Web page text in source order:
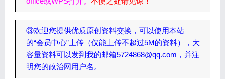
③欢迎您提供优质原创资料交换，可以使用本站
的“会员中心”上传（仅能上传不超过5M的资料），大
容量资料可以发到我的邮箱5724868@qq.com，并注
明您的政治网用户名。